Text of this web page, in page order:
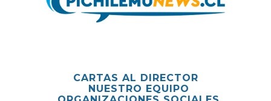
CARTAS AL DIRECTOR
NUESTRO EQUIPO